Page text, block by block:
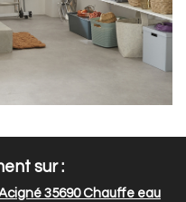
sur :
35690Chauffe eau